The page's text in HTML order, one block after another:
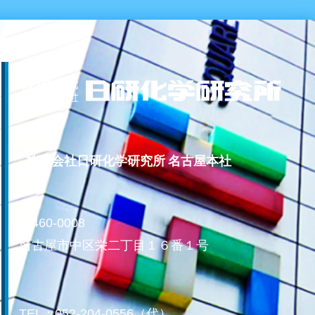
株式会社日研化学研究所 名古屋本社
〒460-0008
名古屋市中区栄二丁目１６番１号